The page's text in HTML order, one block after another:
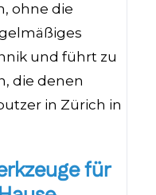
ohne die
und führt zu
die denen
in Zürich in
für